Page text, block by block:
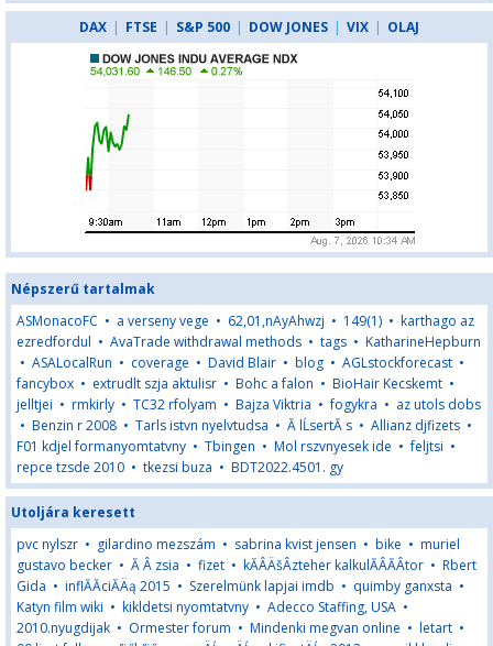
DAX | FTSE | S&P 500 | DOW JONES | VIX | OLAJ
Népszerű tartalmak
ASMonacoFC • a verseny vege • 62,01,nAyAhwzj • 149(1) • karthago az
ezredfordul • AvaTrade withdrawal methods • tags • KatharineHepburn
• ASALocalRun • coverage • David Blair • blog • AGLstockforecast •
fancybox • extrudlt szja aktulisr • Bohc a falon • BioHair Kecskemt •
jelltjei • rmkirly • TC32 rfolyam • Bajza Viktria •fogykra • az utols dobs
• Benzin r 2008 • Tarls istvn nyelvtudsa • Ă lĹsertĂ s • Allianz djfizets •
F01 kdjel formanyomtatvny • Tbingen • Mol rszvnyesek ide •feljtsi •
repce tzsde 2010 • tkezsi buza • BDT2022.4501. gy
Utoljára keresett
pvc nylszr • gilardino mezszám • sabrina kvist jensen • bike • muriel
gustavo becker • Ă Â zsia • fizet • kĂÂÄšÂzteher kalkulĂÂĂÂtor • Rbert
Gida • inflĂĂciĂÄą 2015 • Szerelmünk lapjai imdb • quimby ganxsta •
Katyn film wiki • kikldetsi nyomtatvny • Adecco Staffing, USA •
2010.nyugdijak • Ormester forum • Mindenki megvan online • letart •